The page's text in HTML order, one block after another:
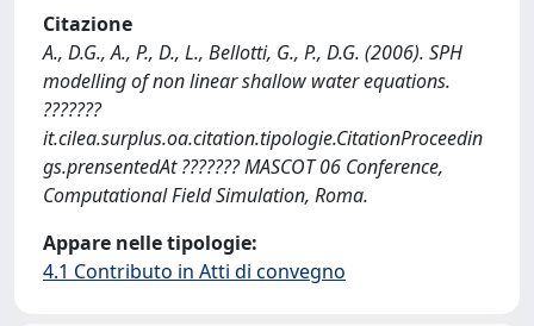
Citazione
A., D.G., A., P., D., L., Bellotti, G., P., D.G. (2006). SPH
modelling of non linear shallow water equations.
???????
it.cilea.surplus.oa.citation.tipologie.CitationProceedin
gs.prensentedAt ??????? MASCOT 06 Conference,
Computational Field Simulation, Roma.
Appare nelle tipologie:
4.1 Contributo in Atti di convegno